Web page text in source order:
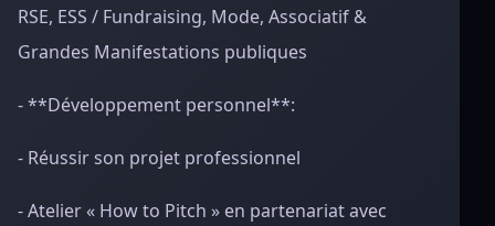
RSE, ESS / Fundraising, Mode, Associatif &
Grandes Manifestations publiques
- **Développement personnel**:
- Réussir son projet professionnel
- Atelier « How to Pitch » en partenariat avec